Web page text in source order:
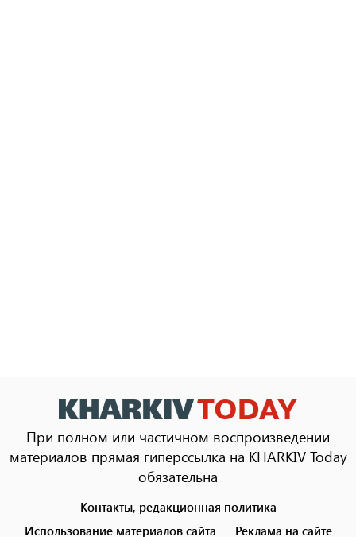
При полном или частичном воспроизведении
материалов прямая гиперссылка на KHARKIV Today
обязательна
menu
Контакты, редакционная политика
Использование материалов сайта
Реклама на сайте